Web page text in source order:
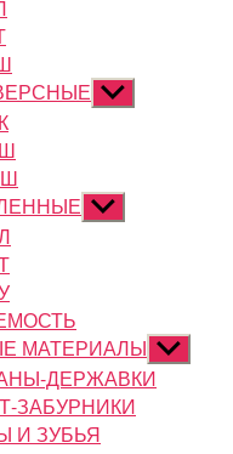
Показывать
подменю
Показывать
подменю
МАТЕРИАЛЫ
подменю
ДЕРЖАВКИ
ЗАБУРНИКИ
И ЗУБЬЯ